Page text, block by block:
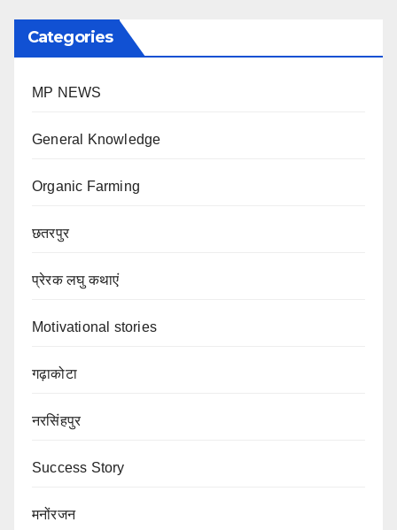
Categories
MP NEWS
General Knowledge
Organic Farming
छतरपुर
प्रेरक लघु कथाएं
Motivational stories
गढ़ाकोटा
नरसिंहपुर
Success Story
मनोंरजन